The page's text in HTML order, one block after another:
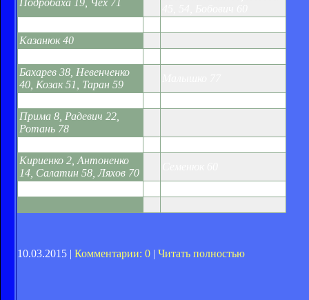
Подробаха 19, Чех 71
Казанюк 40
Бахарев 38, Невенченко
40, Козак 51, Таран 59
Прима 8, Радевич 22,
Ротань 78
Кириенко 2, Антоненко
14, Салатин 58, Ляхов 70
10.03.2015 | Комментарии: 0 | Читать полностью